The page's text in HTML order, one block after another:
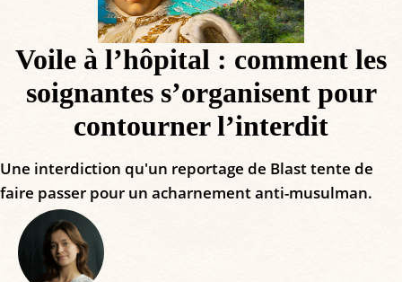
Voile à l’hôpital : comment les
soignantes s’organisent pour
contourner l’interdit
Une interdiction qu'un reportage de Blast tente de
faire passer pour un acharnement anti-musulman.